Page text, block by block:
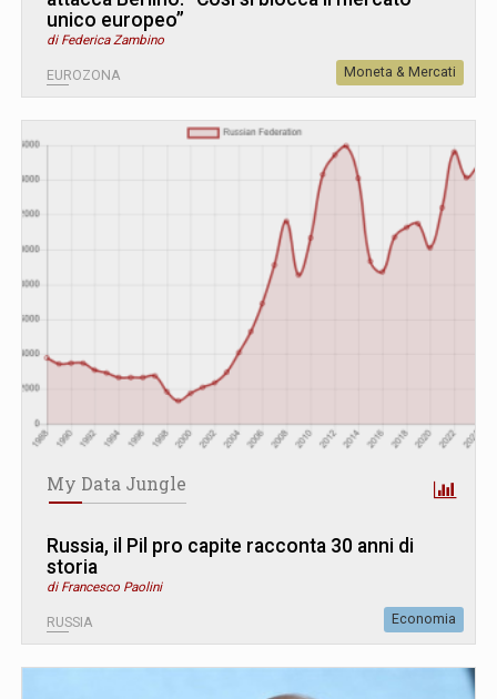
unico europeo”
di Federica Zambino
EUROZONA Moneta & Mercati
My Data Jungle
Russia, il Pil pro capite racconta 30 anni di
storia
di Francesco Paolini
RUSSIA Economia